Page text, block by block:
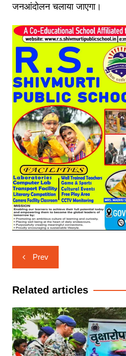
जनआंदोलन चलाया जाएगा।
Post
navigation
Prev
Related articles